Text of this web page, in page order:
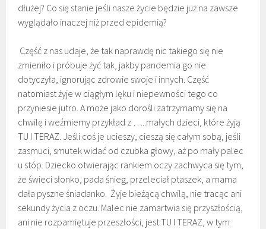
dłużej? Co się stanie jeśli nasze życie będzie już na zawsze
wyglądało inaczej niż przed epidemią?
Część z nas udaje, że tak naprawdę nic takiego się nie
zmieniło i próbuje żyć tak, jakby pandemia go nie
dotyczyła, ignorując zdrowie swoje i innych. Część
natomiast żyje w ciągłym lęku i niepewności tego co
przyniesie jutro. A może jako dorośli zatrzymamy się na
chwilę i weźmiemy przykład z …..małych dzieci, które żyją
TU I TERAZ. Jeśli coś je ucieszy, cieszą się całym sobą, jeśli
zasmuci, smutek widać od czubka głowy, aż po mały palec
u stóp. Dziecko otwierając rankiem oczy zachwyca się tym,
że świeci słonko, pada śnieg, przeleciał ptaszek, a mama
dała pyszne śniadanko. Żyje bieżącą chwilą, nie tracąc ani
sekundy życia z oczu. Malec nie zamartwia się przyszłością,
ani nie rozpamiętuje przeszłości, jest TU I TERAZ, w tym